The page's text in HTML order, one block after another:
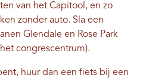
van het Capitool, en zo
zonder auto. Sla een
Glendale en Rose Park
congrescentrum).
huur dan een fiets bij een